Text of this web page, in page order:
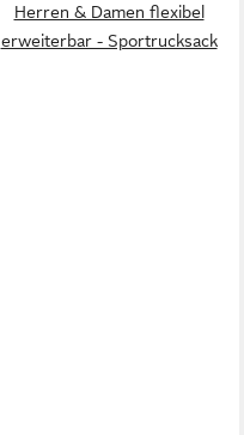
Herren & Damen flexibel
erweiterbar - Sportrucksack